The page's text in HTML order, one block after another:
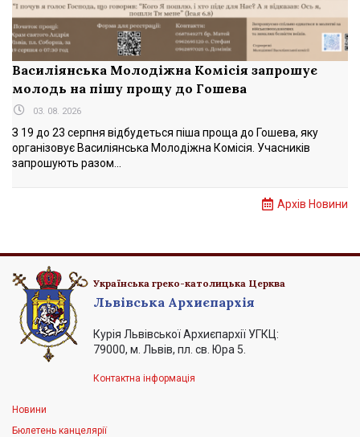
Василіянська Молодіжна Комісія запрошує
молодь на пішу прощу до Гошева
03. 08. 2026
З 19 до 23 серпня відбудеться піша проща до Гошева, яку
організовує Василіянська Молодіжна Комісія. Учасників
запрошують разом...
Архів Новини
Українська греко-католицька Церква
Львівська Архиєпархія
Курія Львівської Архиєпархії УГКЦ:
79000, м. Львів, пл. св. Юра 5.
Контактна інформація
Новини
Бюлетень канцелярії